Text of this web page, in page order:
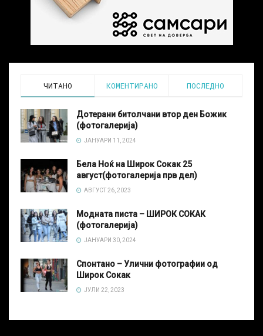
ЧИТАНО КОМЕНТИРАНО ПОСЛЕДНО
Дотерани битолчани втор ден Божик
(фотогалерија)
ЈАНУАРИ 11, 2024
Бела Ноќ на Широк Сокак 25
август(фотогалерија прв дел)
АВГУСТ 26, 2023
Модната писта – ШИРОК СОКАК
(фотогалерија)
ЈАНУАРИ 30, 2024
Спонтано – Улични фотографии од
Широк Сокак
ЈУЛИ 22, 2023